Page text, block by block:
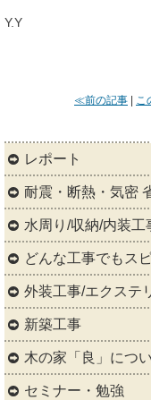
Y.Y
≪前の記事 こ
レポート
耐震・断熱・気密
水周り/収納/内装工
どんな工事でもス
外装工事/エクステ
新築工事
木の家「良」につ
セミナー・勉強